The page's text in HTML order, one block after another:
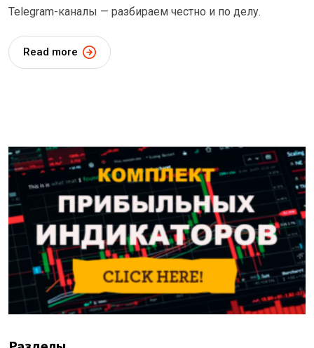
Telegram-каналы — разбираем честно и по делу.
Read more